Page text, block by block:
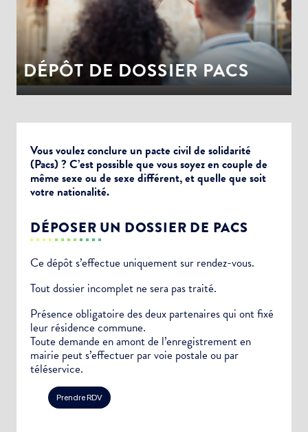
DÉPÔT DE DOSSIER PACS
Vous voulez conclure un pacte civil de solidarité
(Pacs) ? C’est possible que vous soyez en couple de
même sexe ou de sexe différent, et quelle que soit
votre nationalité.
DÉPOSER UN DOSSIER DE PACS
Ce dépôt s’effectue uniquement sur rendez-vous.
Tout dossier incomplet ne sera pas traité.
Présence obligatoire des deux partenaires qui ont fixé
leur résidence commune.
Toute demande en amont de l’enregistrement en
mairie peut s’effectuer par voie postale ou par
téléservice.